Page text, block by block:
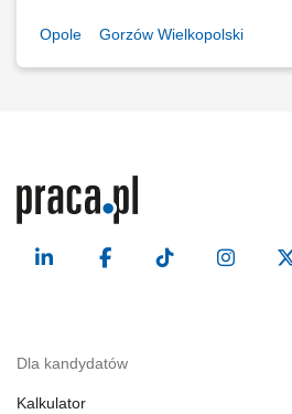
Opole Gorzów Wielkopolski
Dla kandydatów
Kalkulator